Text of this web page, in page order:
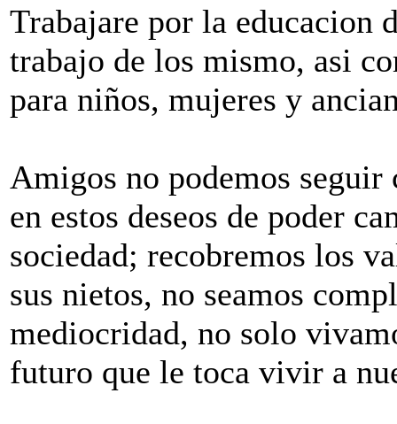
Trabajare por la educacion
trabajo de los mismo, asi
para niños, mujeres y
Amigos no podemos
en estos deseos de poder
sociedad; recobremos los
sus nietos, no seamos
mediocridad, no solo
futuro que le toca vivir a